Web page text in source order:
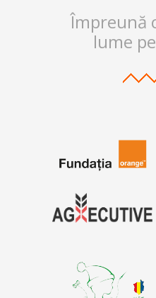
Împreună
lume